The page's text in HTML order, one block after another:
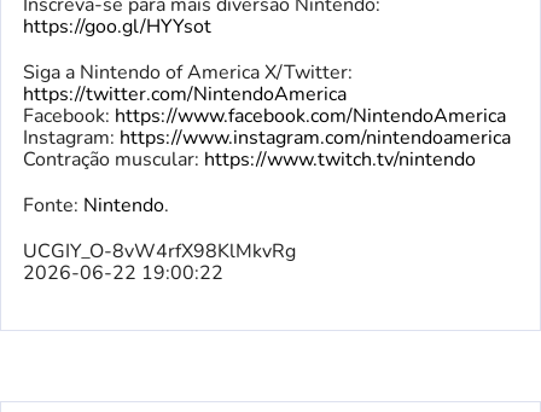
https://goo.gl/HYYsot
Siga a Nintendo of America X/Twitter:
https://twitter.com/NintendoAmerica
Facebook: https://www.facebook.com/NintendoAmerica
Instagram: https://www.instagram.com/nintendoamerica
Contração muscular: https://www.twitch.tv/nintendo
Fonte: Nintendo.
UCGIY_O-8vW4rfX98KlMkvRg
2026-06-22 19:00:22